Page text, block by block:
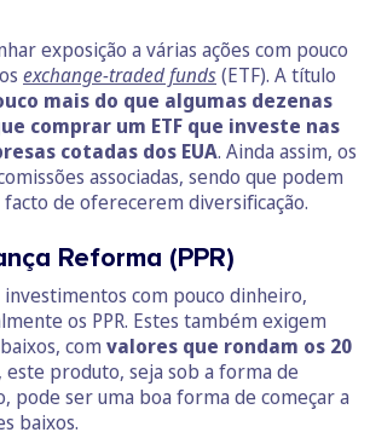
exposição a várias ações com pouco
exchange-traded funds(ETF). A título
mais do que algumas dezenas
comprar um ETF que investe nas
cotadas dos EUA. Ainda assim, os
associadas, sendo que podem
de oferecerem diversificação.
Reforma (PPR)
com pouco dinheiro,
os PPR. Estes também exigem
com valores que rondam os 20
este produto, seja sob a forma de
pode ser uma boa forma de começar a
baixos.